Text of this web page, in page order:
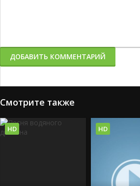
ДОБАВИТЬ КОММЕНТАРИЙ
Смотрите также
HD HD